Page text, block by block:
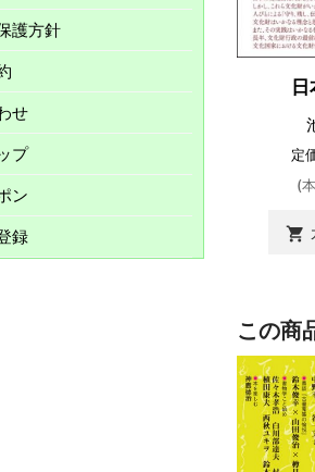
定
(
shopping_cart
この商
護方針
せ
プ
ン
録